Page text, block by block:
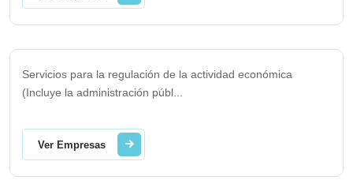
Servicios para la regulación de la actividad económica
(Incluye la administración públ
Ver Empresas